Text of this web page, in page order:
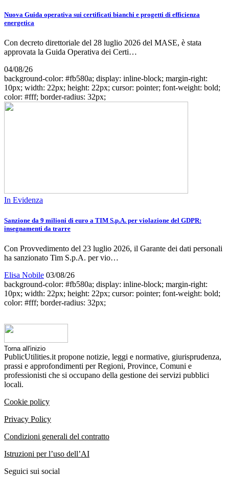
Nuova Guida operativa sui certificati bianchi e progetti di efficienza
energetica
Con decreto direttoriale del 28 luglio 2026 del MASE, è stata
approvata la Guida Operativa dei Certi…
04/08/26
background-color: #fb580a; display: inline-block; margin-right:
10px; width: 22px; height: 22px; cursor: pointer; font-weight: bold;
color: #fff; border-radius: 32px;
In Evidenza
Sanzione da 9 milioni di euro a TIM S.p.A. per violazione del GDPR:
insegnamenti da trarre
Con Provvedimento del 23 luglio 2026, il Garante dei dati personali
ha sanzionato Tim S.p.A. per vio…
Elisa Nobile 03/08/26
background-color: #fb580a; display: inline-block; margin-right:
10px; width: 22px; height: 22px; cursor: pointer; font-weight: bold;
color: #fff; border-radius: 32px;
Torna all'inizio
PublicUtilities.it propone notizie, leggi e normative, giurisprudenza,
prassi e approfondimenti per Regioni, Province, Comuni e
professionisti che si occupano della gestione dei servizi pubblici
locali.
Cookie policy
Privacy Policy
Condizioni generali del contratto
Istruzioni per l’uso dell’AI
Seguici sui social